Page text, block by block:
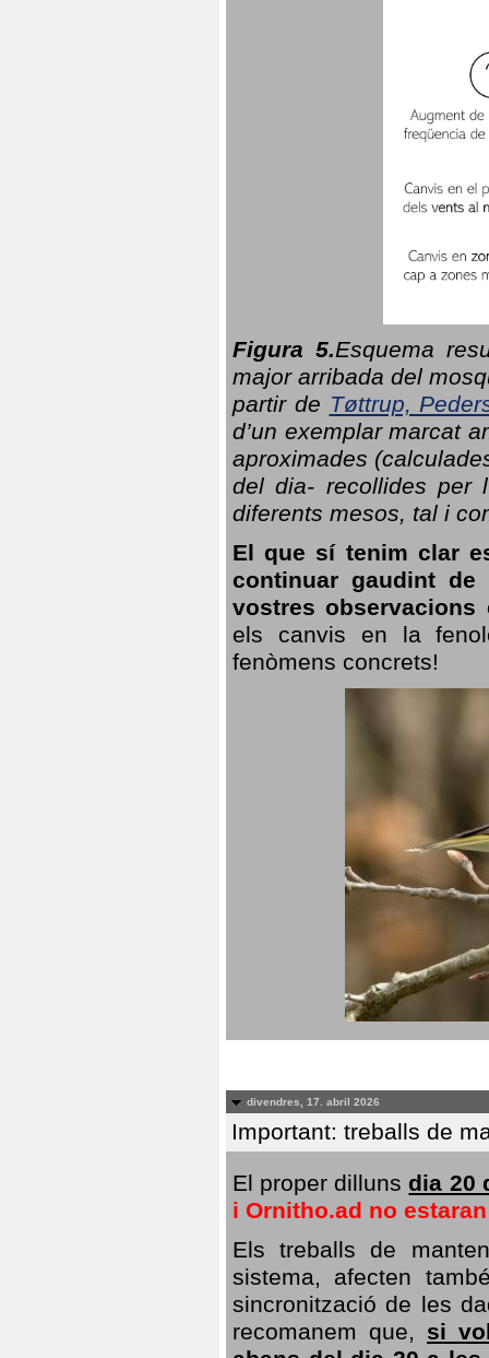
Figura 5.Esquema
major arribada del
partir de Tøttrup,
d’un exemplar marcat
aproximades
del dia- recollides per
diferents mesos, tal i
El que sí tenim clar
continuar gaudint
vostres
els canvis en la
fenòmens concrets!
divendres, 17. abril 2026
Important: treballs de
El proper dilluns dia 20
i Ornitho.ad no
Els treballs de
sistema, afecten
sincronització de les
recomanem que, si